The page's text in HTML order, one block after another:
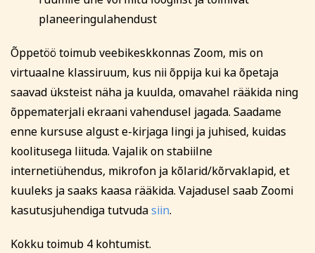
planeeringulahendust
Õppetöö toimub veebikeskkonnas Zoom, mis on
virtuaalne klassiruum, kus nii õppija kui ka õpetaja
saavad üksteist näha ja kuulda, omavahel rääkida ning
õppematerjali ekraani vahendusel jagada. Saadame
enne kursuse algust e-kirjaga lingi ja juhised, kuidas
koolitusega liituda. Vajalik on stabiilne
internetiühendus, mikrofon ja kõlarid/kõrvaklapid, et
kuuleks ja saaks kaasa rääkida. Vajadusel saab Zoomi
kasutusjuhendiga tutvudasiin.
Kokku toimub 4 kohtumist.
sellest viivitamatult. Õppetasu tagastatakse või soovi
korral kantakse üle mõnele teisele koolitusele.
Tutvu õppetöö korraldusega lähemalt siin
Tutvu privaatsuspoliitikaga siin
Märkused / kinkekaardi nr
Kinnitan, et olen tutvunud ja nõustun õppetöö
korraldusega, privaatsuspoliitikaga ja nõustun
esitatud andmete kasutamisega koolituse
läbiviimise eesmärgil.
Soovin saada rahvaülikooli uudiskirja